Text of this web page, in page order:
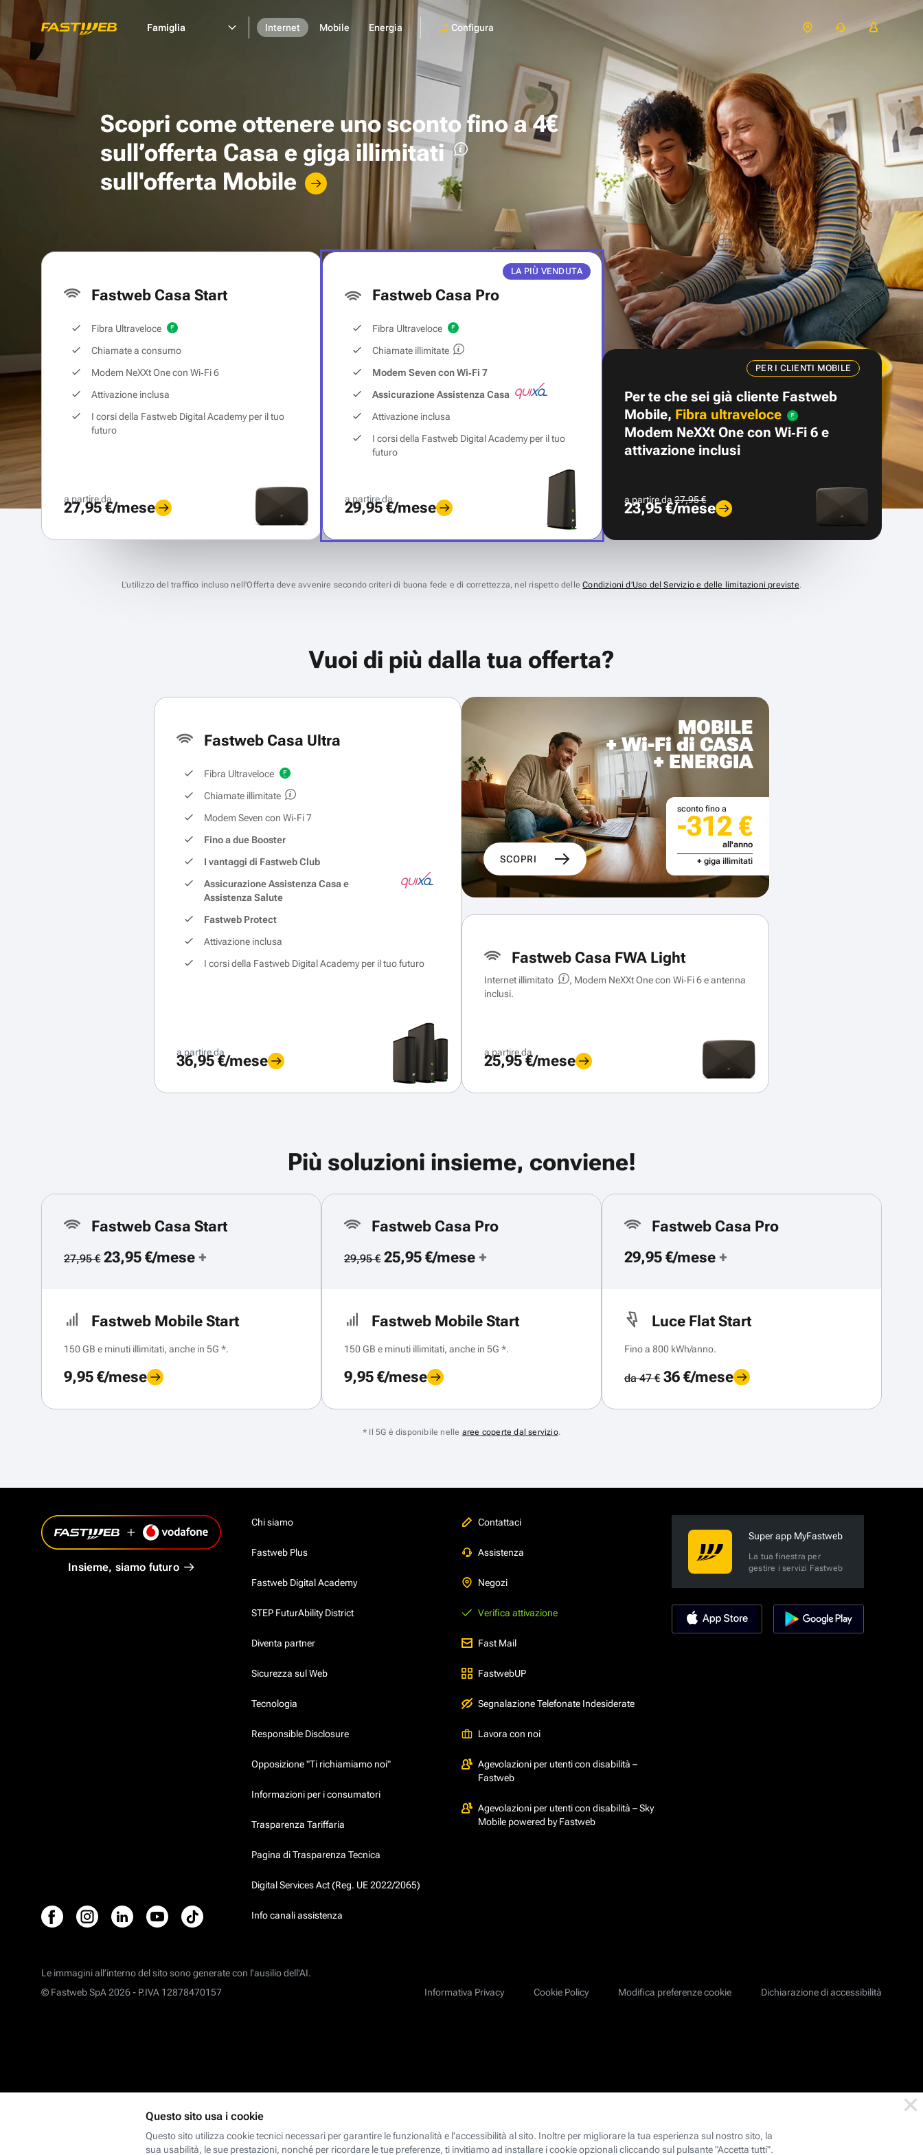
Famiglia Internet Mobile Energia Configura
Scopri come ottenere unosconto fino a 4€
sull’offerta Casa e giga illimitati
sull'offerta Mobile
Fastweb Casa Start
Fibra Ultraveloce
Chiamate a consumo
Modem NeXXt One con Wi‑Fi 6
Attivazione inclusa
I corsi della Fastweb Digital Academy per il tuo
futuro
a partire da
27,95 €/mese
LA PIÙ VENDUTA
Fastweb Casa Pro
Fibra Ultraveloce
Chiamate illimitate
Modem Seven con Wi‑Fi 7
Assicurazione Assistenza Casa
Attivazione inclusa
I corsi della Fastweb Digital Academy per il tuo
futuro
a partire da
29,95 €/mese
PER I CLIENTI MOBILE
Per te che sei già cliente Fastweb
Mobile, Fibra ultraveloce
Modem NeXXt One con Wi‑Fi 6 e
attivazione inclusi
a partire da27,95 €
23,95 €/mese
L’utilizzo del traffico incluso nell’Offerta deve avvenire secondo criteri di buona fede e di correttezza, nel rispetto delleCondizioni d’Uso del Servizio e delle limitazioni previste.
Vuoi di più dalla tua offerta?
Fastweb Casa Ultra
Fibra Ultraveloce
Chiamate illimitate
Modem Seven con Wi‑Fi 7
Fino a due Booster
I vantaggi di Fastweb Club
Assicurazione Assistenza Casa e
Assistenza Salute
Fastweb Protect
Attivazione inclusa
I corsi della Fastweb Digital Academy per il tuo futuro
a partire da
36,95 €/mese
MOBILE
+ Wi-Fi di CASA
+ ENERGIA
SCOPRI
sconto fino a
-312 €
all'anno
+ giga illimitati
Fastweb Casa FWA Light
Internet illimitato
, Modem NeXXt One con Wi‑Fi 6 e antenna
inclusi.
a partire da
25,95 €/mese
Più soluzioni insieme, conviene!
Fastweb Casa Start
27,95 €23,95 €/mese +
Fastweb Mobile Start
150 GB e minuti illimitati, anche in 5G *.
9,95 €/mese
Fastweb Casa Pro
29,95 €25,95 €/mese +
Fastweb Mobile Start
150 GB e minuti illimitati, anche in 5G *.
9,95 €/mese
Fastweb Casa Pro
29,95 €/mese +
Luce Flat Start
Fino a 800 kWh/anno.
da 47 €36 €/mese
* Il 5G è disponibile nelle aree coperte dal servizio.
Insieme, siamo futuro
Chi siamo
Fastweb Plus
Fastweb Digital Academy
STEP FuturAbility District
Diventa partner
Sicurezza sul Web
Tecnologia
Responsible Disclosure
Opposizione "Ti richiamiamo noi"
Informazioni per i consumatori
Trasparenza Tariffaria
Pagina di Trasparenza Tecnica
Digital Services Act (Reg. UE 2022/2065)
Info canali assistenza
Contattaci
Assistenza
Negozi
Verifica attivazione
Fast Mail
FastwebUP
Segnalazione Telefonate Indesiderate
Lavora con noi
Agevolazioni per utenti con disabilità –
Fastweb
Agevolazioni per utenti con disabilità – Sky
Mobile powered by Fastweb
Super app MyFastweb
La tua finestra per
gestire i servizi Fastweb
Le immagini all’interno del sito sono generate con l'ausilio dell'AI.
Informativa Privacy
Cookie Policy Modifica preferenze cookie Dichiarazione di accessibilità
© Fastweb SpA 2026 - P.IVA 12878470157